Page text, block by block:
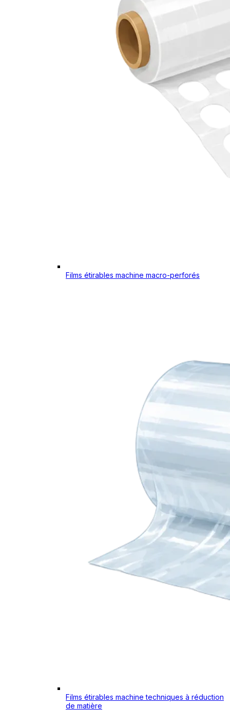
Films étirables machine macro-perforés
Films étirables machine techniques à réduction
de matière